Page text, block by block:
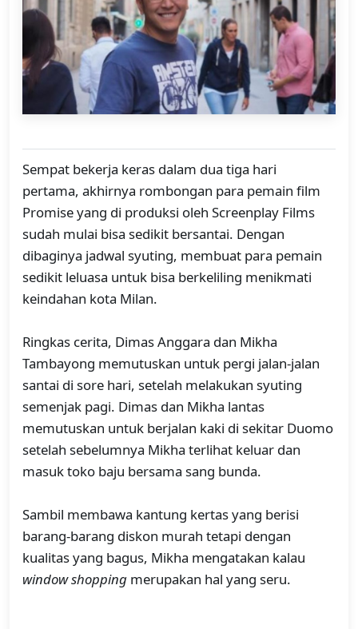
Sempat bekerja keras dalam dua tiga hari
pertama, akhirnya rombongan para pemain film
Promise yang di produksi oleh Screenplay Films
sudah mulai bisa sedikit bersantai. Dengan
dibaginya jadwal syuting, membuat para pemain
sedikit leluasa untuk bisa berkeliling menikmati
keindahan kota Milan.
Ringkas cerita, Dimas Anggara dan Mikha
Tambayong memutuskan untuk pergi jalan-jalan
santai di sore hari, setelah melakukan syuting
semenjak pagi. Dimas dan Mikha lantas
memutuskan untuk berjalan kaki di sekitar Duomo
setelah sebelumnya Mikha terlihat keluar dan
masuk toko baju bersama sang bunda.
Sambil membawa kantung kertas yang berisi
barang-barang diskon murah tetapi dengan
kualitas yang bagus, Mikha mengatakan kalau
window shopping merupakan hal yang seru.